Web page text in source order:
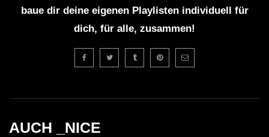
baue dir deine eigenen Playlisten individuell für
dich, für alle, zusammen!
AUCH _NICE